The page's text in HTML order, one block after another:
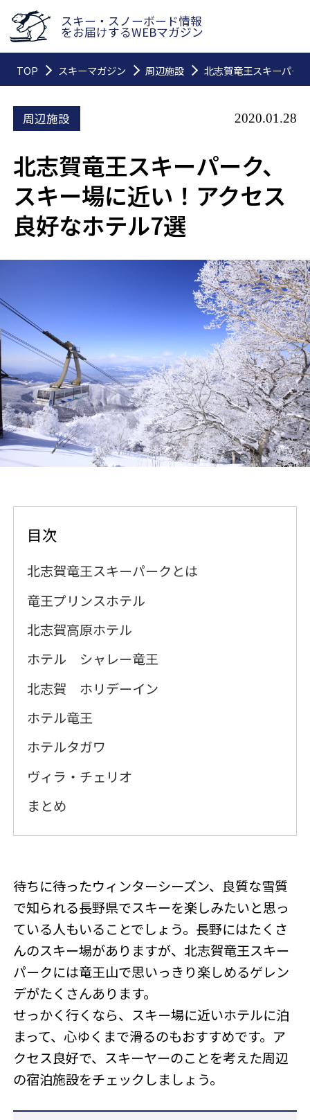
スキー・スノーボード情報
をお届けするWEBマガジン
TOP スキーマガジン 周辺施設 北志賀竜王スキーパー
周辺施設 2020.01.28
北志賀竜王スキーパーク、
スキー場に近い！アクセス
良好なホテル7選
目次
北志賀竜王スキーパークとは
竜王プリンスホテル
北志賀高原ホテル
ホテル シャレー竜王
北志賀 ホリデーイン
ホテル竜王
ホテルタガワ
ヴィラ・チェリオ
まとめ
待ちに待ったウィンターシーズン、良質な雪質
で知られる長野県でスキーを楽しみたいと思っ
ている人もいることでしょう。長野にはたくさ
んのスキー場がありますが、北志賀竜王スキー
パークには竜王山で思いっきり楽しめるゲレン
デがたくさんあります。
せっかく行くなら、スキー場に近いホテルに泊
まって、心ゆくまで滑るのもおすすめです。ア
クセス良好で、スキーヤーのことを考えた周辺
の宿泊施設をチェックしましょう。